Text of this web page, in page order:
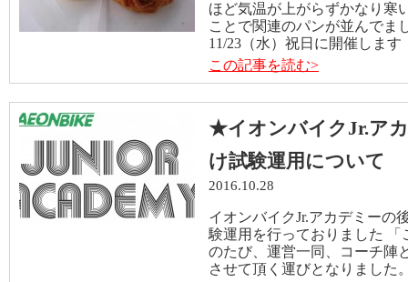
ほど気温が上がらずかなり寒
ことで関連のパンが並んでま
11/23（水）祝日に開催しま
この記事を読む>
★イオンバイクJr.ア
け試験運用について
2016.10.28
イオンバイクJr.アカデミーの
験運用を行っておりました
のたび、運営一同、コーチ陣
させて頂く運びとなりました